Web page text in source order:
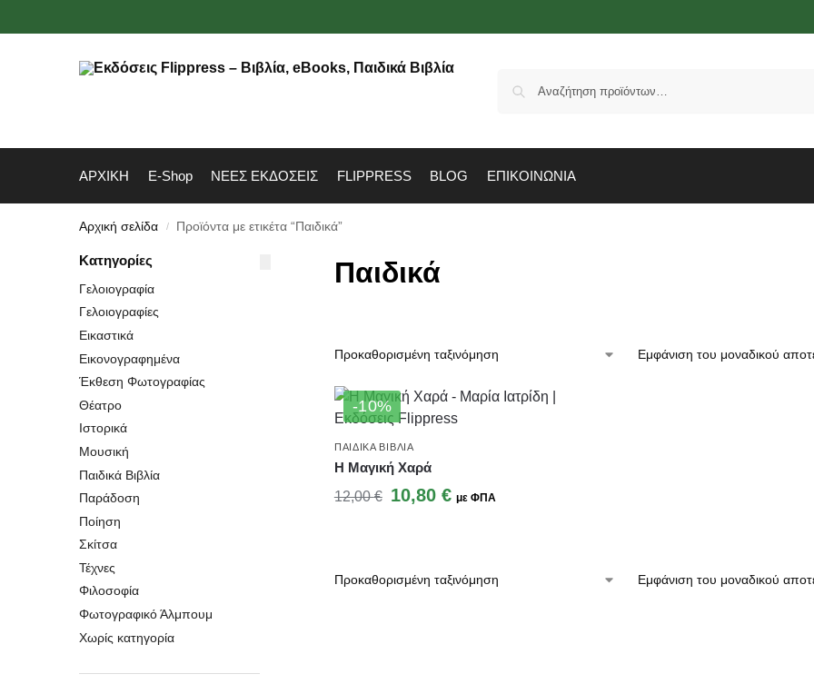
ΑΡΧΙΚΗ E-Shop ΝΕΕΣ ΕΚΔΟΣΕΙΣ FLIPPRESS BLOG ΕΠΙΚΟΙΝΩΝΙΑ
Αρχική σελίδα / Προϊόντα με ετικέτα “Παιδικά”
Παιδικά
Εμφάνιση του μοναδικού
-10%
ΠΑΙΔΙΚΆ ΒΙΒΛΊΑ
Η Μαγική Χαρά
12,00€ 10,80 € με ΦΠΑ
Εμφάνιση του μοναδικού
Κατηγορίες
Γελοιογραφία
Γελοιογραφίες
Εικαστικά
Εικονογραφημένα
Έκθεση Φωτογραφίας
Θέατρο
Ιστορικά
Μουσική
Παιδικά Βιβλία
Παράδοση
Ποίηση
Σκίτσα
Τέχνες
Φιλοσοφία
Φωτογραφικό Άλμπουμ
Χωρίς κατηγορία